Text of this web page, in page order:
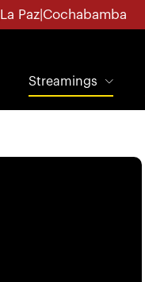
La Paz Cochabamba
Streamings